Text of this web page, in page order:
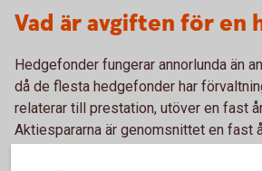
Vad är avgiften för en
Hedgefonder fungerar annorlunda än
då de flesta hedgefonder har
relaterar till prestation, utöver en fast
Aktiespararna är genomsnittet en fast